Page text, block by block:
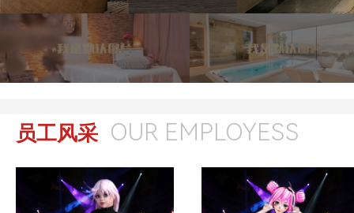
员工风采 OUR EMPLOYESS